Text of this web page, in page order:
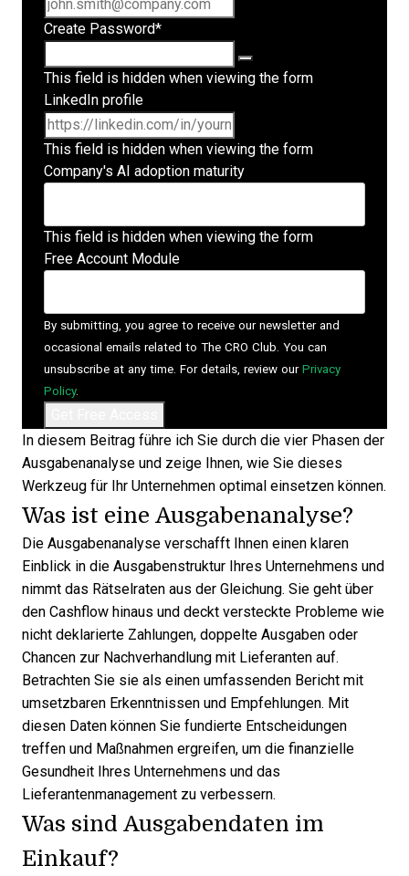
Create Password*
This field is hidden when viewing the form
LinkedIn profile
This field is hidden when viewing the form
Company's AI adoption maturity
This field is hidden when viewing the form
Free Account Module
By submitting, you agree to receive our newsletter and
occasional emails related to The CRO Club. You can
unsubscribe at any time. For details, review our Privacy
Policy.
In diesem Beitrag führe ich Sie durch die vier Phasen der
Ausgabenanalyse und zeige Ihnen, wie Sie dieses
Werkzeug für Ihr Unternehmen optimal einsetzen können.
Was ist eine Ausgabenanalyse?
Die Ausgabenanalyse verschafft Ihnen einen klaren
Einblick in die Ausgabenstruktur Ihres Unternehmens und
nimmt das Rätselraten aus der Gleichung. Sie geht über
den Cashflow hinaus und deckt versteckte Probleme wie
nicht deklarierte Zahlungen, doppelte Ausgaben oder
Chancen zur Nachverhandlung mit Lieferanten auf.
Betrachten Sie sie als einen umfassenden Bericht mit
umsetzbaren Erkenntnissen und Empfehlungen. Mit
diesen Daten können Sie fundierte Entscheidungen
treffen und Maßnahmen ergreifen, um die finanzielle
Gesundheit Ihres Unternehmens und das
Lieferantenmanagement zu verbessern.
Was sind Ausgabendaten im
Einkauf?